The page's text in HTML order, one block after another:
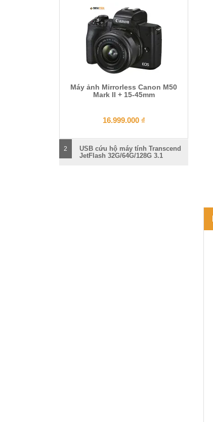
Máy ảnh Mirrorless Canon M50
Mark II + 15-45mm
16.999.000 ₫
2
USB cứu hộ máy tính Transcend
JetFlash 32G/64G/128G 3.1